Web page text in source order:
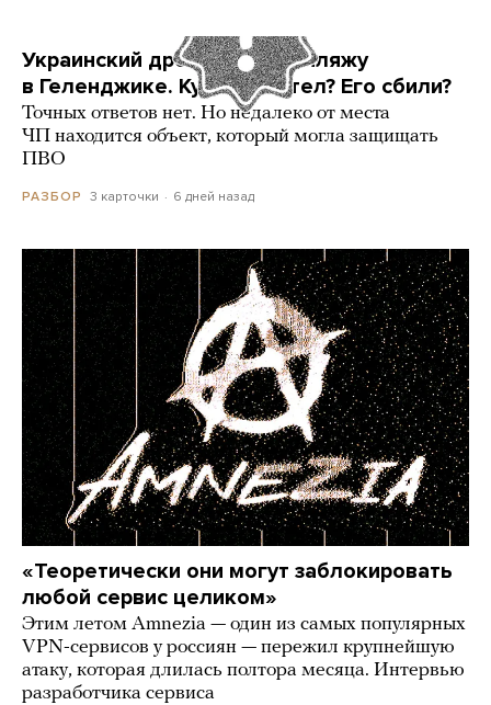
Украинский дрон попал по пляжу
в Геленджике. Куда он летел? Его сбили?
Точных ответов нет. Но недалеко от места
ЧП находится объект, который могла защищать
ПВО
РАЗБОР 3 карточки 6 дней назад
«Теоретически они могут заблокировать
любой сервис целиком»
Этим летом Amnezia — один из самых популярных
VPN-сервисов у россиян — пережил крупнейшую
атаку, которая длилась полтора месяца. Интервью
разработчика сервиса